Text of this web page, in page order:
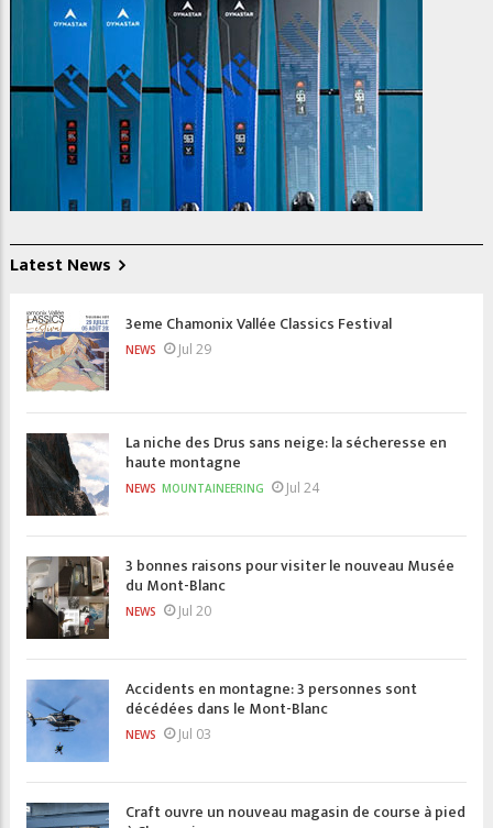
Latest News
3eme Chamonix Vallée Classics Festival
NEWS Jul 29
La niche des Drus sans neige: la sécheresse en
haute montagne
NEWS MOUNTAINEERING Jul 24
3 bonnes raisons pour visiter le nouveau Musée
du Mont-Blanc
NEWS Jul 20
Accidents en montagne: 3 personnes sont
décédées dans le Mont-Blanc
NEWS Jul 03
Craft ouvre un nouveau magasin de course à pied